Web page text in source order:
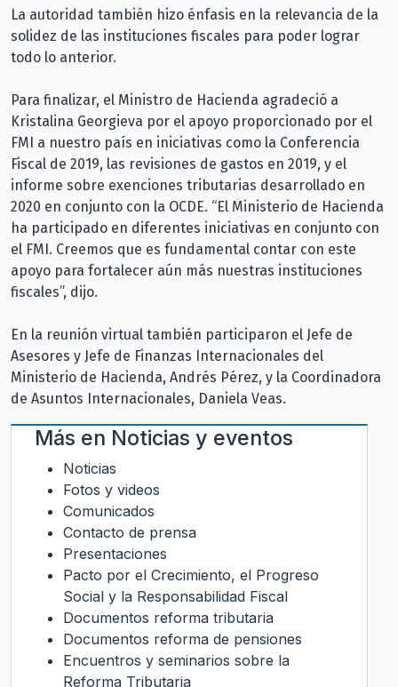
La autoridad también hizo énfasis en la relevancia de la
solidez de las instituciones fiscales para poder lograr
todo lo anterior.
Para finalizar, el Ministro de Hacienda agradeció a
Kristalina Georgieva por el apoyo proporcionado por el
FMI a nuestro país en iniciativas como la Conferencia
Fiscal de 2019, las revisiones de gastos en 2019, y el
informe sobre exenciones tributarias desarrollado en
2020 en conjunto con la OCDE. “El Ministerio de Hacienda
ha participado en diferentes iniciativas en conjunto con
el FMI. Creemos que es fundamental contar con este
apoyo para fortalecer aún más nuestras instituciones
fiscales”, dijo.
En la reunión virtual también participaron el Jefe de
Asesores y Jefe de Finanzas Internacionales del
Ministerio de Hacienda, Andrés Pérez, y la Coordinadora
de Asuntos Internacionales, Daniela Veas.
Más en Noticias y eventos
Noticias
Fotos y videos
Comunicados
Contacto de prensa
Presentaciones
Pacto por el Crecimiento, el Progreso
Social y la Responsabilidad Fiscal
Documentos reforma tributaria
Documentos reforma de pensiones
Encuentros y seminarios sobre la
Reforma Tributaria